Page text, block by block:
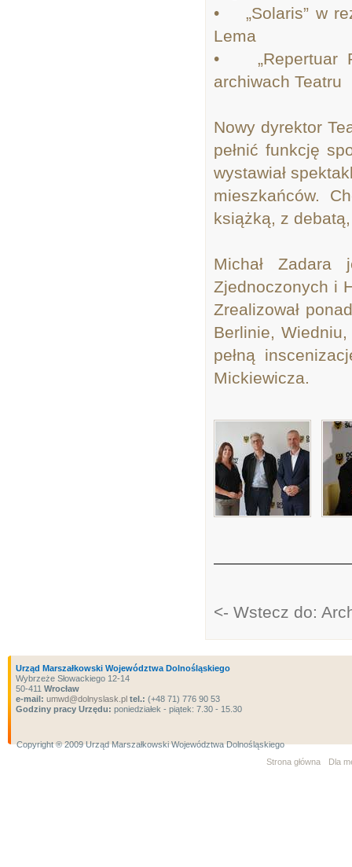
• „Solaris” w
Lema
• „Repertuar
archiwach Teatru
Nowy dyrektor
pełnić funkcję
wystawiał
mieszkańców.
książką, z
Michał Zadara
Zjednoczonych i
Zrealizował
Berlinie,
pełną
Mickiewicza.
<- Wstecz do:
Urząd Marszałkowski Województwa Dolnośląskiego
Wybrzeże Słowackiego 12-14
50-411 Wrocław
e-mail: umwd@dolnyslask.pl tel.: (+48 71) 776 90 53
Godziny pracy Urzędu: poniedziałek - piątek: 7.30 - 15.30
Copyright ® 2009 Urząd Marszałkowski Województwa Dolnośląskiego
Strona główna
Dla